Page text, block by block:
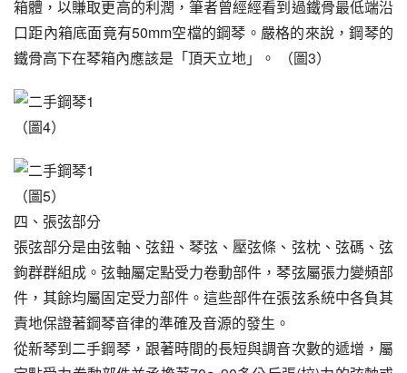
箱體，以賺取更高的利潤，筆者曾經經看到過鐵骨最低端沿
口距內箱底面竟有50mm空檔的鋼琴。嚴格的來說，鋼琴的
鐵骨高下在琴箱內應該是「頂天立地」。 （圖3）
（圖4）
（圖5）
四、張弦部分
張弦部分是由弦軸、弦鈕、琴弦、壓弦條、弦枕、弦碼、弦
鉤群群組成。弦軸屬定點受力卷動部件，琴弦屬張力變頻部
件，其餘均屬固定受力部件。這些部件在張弦系統中各負其
責地保證著鋼琴音律的準確及音源的發生。
從新琴到二手鋼琴，跟著時間的長短與調音次數的遞增，屬